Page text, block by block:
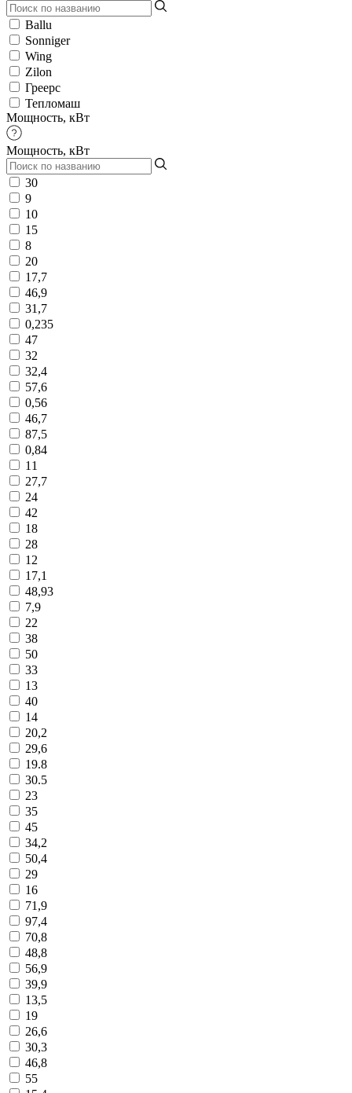
Ballu
Sonniger
Wing
Zilon
Греерс
Тепломаш
Мощность, кВт
Мощность, кВт
30
9
10
15
8
20
17,7
46,9
31,7
0,235
47
32
32,4
57,6
0,56
46,7
87,5
0,84
11
27,7
24
42
18
28
12
17,1
48,93
7,9
22
38
50
33
13
40
14
20,2
29,6
19.8
30.5
23
35
45
34,2
50,4
29
16
71,9
97,4
70,8
48,8
56,9
39,9
13,5
19
26,6
30,3
46,8
55